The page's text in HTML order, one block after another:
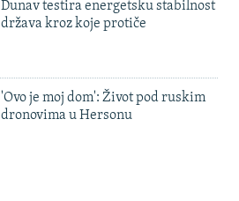
Dunav testira energetsku stabilnost
država kroz koje protiče
'Ovo je moj dom': Život pod ruskim
dronovima u Hersonu